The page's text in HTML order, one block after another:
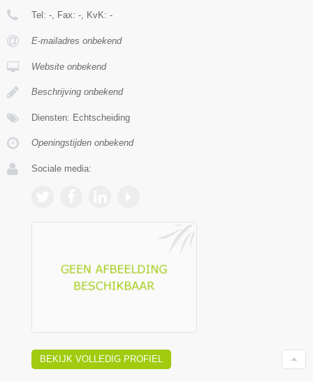
Tel: - , Fax: - , KvK: -
E-mailadres onbekend
Website onbekend
Beschrijving onbekend
Diensten: Echtscheiding
Openingstijden onbekend
Sociale media:
BEKIJK VOLLEDIG PROFIEL